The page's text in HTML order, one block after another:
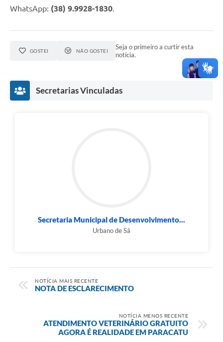
WhatsApp: (38) 9.9928-1830.
GOSTEI NÃO GOSTEI
Seja o primeiro a curtir esta
notícia.
Secretarias Vinculadas
Secretaria Municipal de Desenvolvimento...
Urbano de Sá
NOTÍCIA MAIS RECENTE
NOTA DE ESCLARECIMENTO
NOTÍCIA MENOS RECENTE
ATENDIMENTO VETERINÁRIO GRATUITO
AGORA É REALIDADE EM PARACATU